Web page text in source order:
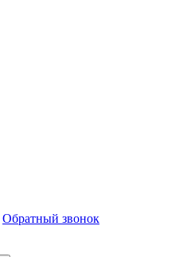
Обратный звонок